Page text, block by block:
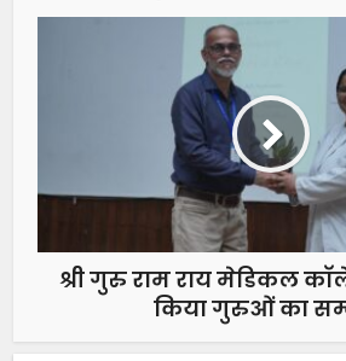
श्री गुरु राम राय मेडिकल
किया गुरुओं का